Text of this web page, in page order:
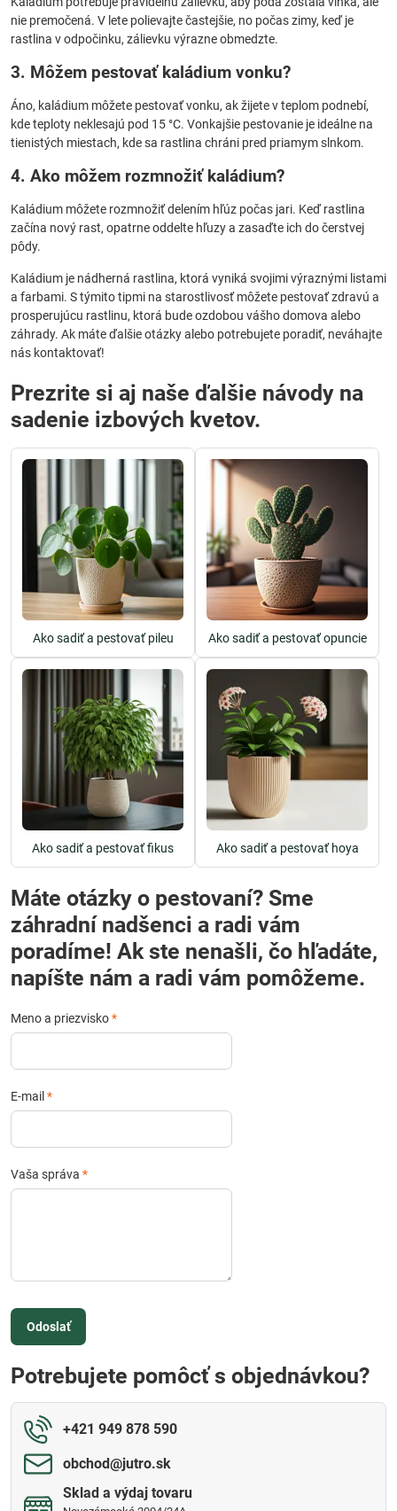
nie premočená. V lete polievajte častejšie, no počas zimy, keď je
rastlina v odpočinku, zálievku výrazne obmedzte.
3. Môžem pestovať kaládium vonku?
Áno, kaládium môžete pestovať vonku, ak žijete v teplom podnebí,
kde teploty neklesajú pod 15 °C. Vonkajšie pestovanie je ideálne na
tienistých miestach, kde sa rastlina chráni pred priamym slnkom.
4. Ako môžem rozmnožiť kaládium?
Kaládium môžete rozmnožiť delením hľúz počas jari. Keď rastlina
začína nový rast, opatrne oddelte hľuzy a zasaďte ich do čerstvej
pôdy.
Kaládium je nádherná rastlina, ktorá vyniká svojimi výraznými listami
a farbami. S týmito tipmi na starostlivosť môžete pestovať zdravú a
prosperujúcu rastlinu, ktorá bude ozdobou vášho domova alebo
záhrady. Ak máte ďalšie otázky alebo potrebujete poradiť, neváhajte
nás kontaktovať!
Prezrite si aj naše ďalšie návody na
sadenie izbových kvetov.
Ako sadiť a pestovať pileu Ako sadiť a pestovať opuncie
Ako sadiť a pestovať fikus Ako sadiť a pestovať hoya
Máte otázky o pestovaní? Sme
záhradní nadšenci a radi vám
poradíme! Ak ste nenašli, čo hľadáte,
napíšte nám a radi vám pomôžeme.
Meno a priezvisko*
E-mail *
Vaša správa *
Odoslať
Potrebujete pomôcť s objednávkou?
+421 949 878 590
obchod​@jutro​.sk
Sklad a výdaj tovaru